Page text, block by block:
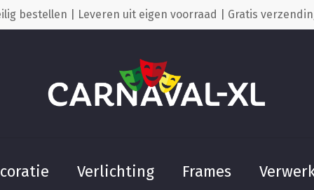
bestellen | Leveren uit eigen voorraad | Gratis
Verlichting Frames
Cart
Je moetingelogd zijn